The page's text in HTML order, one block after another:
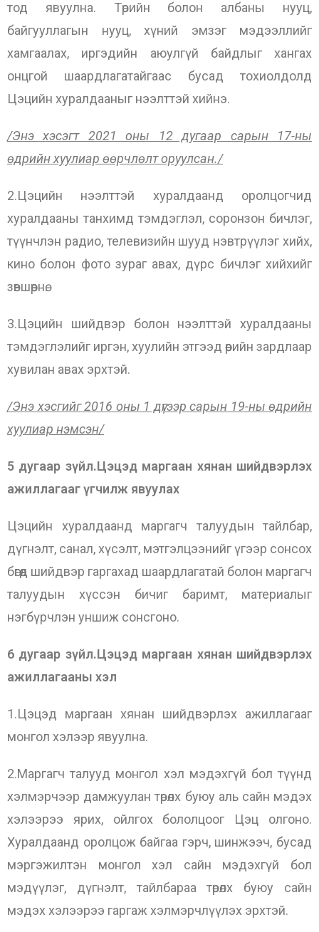
тод явуулна. Төрийн болон албаны нууц,
байгууллагын нууц, хүний эмзэг мэдээллийг
хамгаалах, иргэдийн аюулгүй байдлыг хангах
онцгой шаардлагатайгаас бусад тохиолдолд
Цэцийн хуралдааныг нээлттэй хийнэ.
/Энэ хэсэгт 2021 оны 12 дугаар сарын 17-ны
өдрийн хуулиар өөрчлөлт оруулсан./
2.Цэцийн нээлттэй хуралдаанд оролцогчид
хуралдааны танхимд тэмдэглэл, соронзон бичлэг,
түүнчлэн радио, телевизийн шууд нэвтрүүлэг хийх,
кино болон фото зураг авах, дүрс бичлэг хийхийг
зөвшөөрнө.
3.Цэцийн шийдвэр болон нээлттэй хуралдааны
тэмдэглэлийг иргэн, хуулийн этгээд өөрийн зардлаар
хувилан авах эрхтэй.
/Энэ хэсгийг 2016 оны 1 дүгээр сарын 19-ны өдрийн
хуулиар нэмсэн/
5 дугаар зүйл.Цэцэд маргаан хянан шийдвэрлэх
ажиллагааг үгчилж явуулах
Цэцийн хуралдаанд маргагч талуудын тайлбар,
дүгнэлт, санал, хүсэлт, мэтгэлцээнийг үгээр сонсох
бөгөөд шийдвэр гаргахад шаардлагатай болон маргагч
талуудын хүссэн бичиг баримт, материалыг
нэгбүрчлэн уншиж сонсгоно.
6 дугаар зүйл.Цэцэд маргаан хянан шийдвэрлэх
ажиллагааны хэл
1.Цэцэд маргаан хянан шийдвэрлэх ажиллагааг
монгол хэлээр явуулна.
2.Маргагч талууд монгол хэл мэдэхгүй бол түүнд
хэлмэрчээр дамжуулан төрөлх буюу аль сайн мэдэх
хэлээрээ ярих, ойлгох бололцоог Цэц олгоно.
Хуралдаанд оролцож байгаа гэрч, шинжээч, бусад
мэргэжилтэн монгол хэл сайн мэдэхгүй бол
мэдүүлэг, дүгнэлт, тайлбараа төрөлх буюу сайн
мэдэх хэлээрээ гаргаж хэлмэрчлүүлэх эрхтэй.